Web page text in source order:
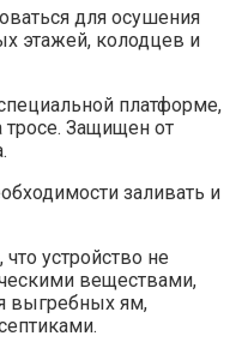
для осушения
этажей, колодцев и
платформе,
тросе. Защищен от
заливать и
устройство не
веществами,
выгребных ям,